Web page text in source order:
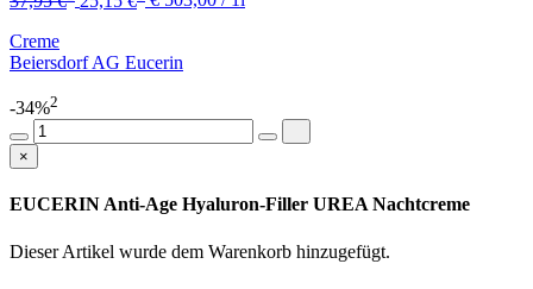
Creme
Beiersdorf AG Eucerin
-34%2
×
EUCERIN Anti-Age Hyaluron-Filler UREA Nachtcreme
Dieser Artikel wurde dem Warenkorb hinzugefügt.